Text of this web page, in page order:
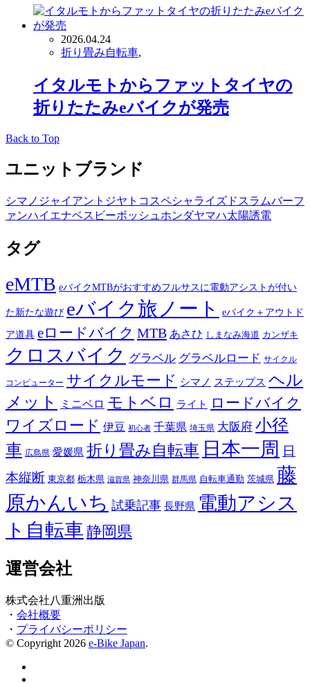
2026.04.24
折り畳み自転車,
イタルモトからファットタイヤの
折りたたみeバイクが発売
Back to Top
ユニットブランド
シマノ ジャイアント ジヤトコ スペシャライズド スラムバーフ
ァンハイエナベスビーボッシュ ホンダヤマハ太陽誘電
タグ
eMTB eバイクMTBがおすすめフルサスに電動アシストが付い
た新たな遊び eバイク旅ノート
eバイク＋アウトド
ア道具 eロードバイク MTB あさひ しまなみ海道 カンザキ
クロスバイク グラベル グラベルロード サイクル
コンピューター サイクルモード シマノ ステップス ヘル
メット
ミニベロ モトベロ ライト
ロードバイク
ワイズロード 伊豆 初心者 千葉県 埼玉県 大阪府 小径
車 広島県 愛媛県 折り畳み自転車 日本一周 日
本縦断 東京都 栃木県 滋賀県 神奈川県 群馬県 自転車通勤 茨城県 藤
原かんいち 試乗記事 長野県 電動アシス
ト自転車 静岡県
運営会社
株式会社八重洲出版
・ 会社概要
・ プライバシーポリシー
© Copyright 2026 e-Bike Japan.